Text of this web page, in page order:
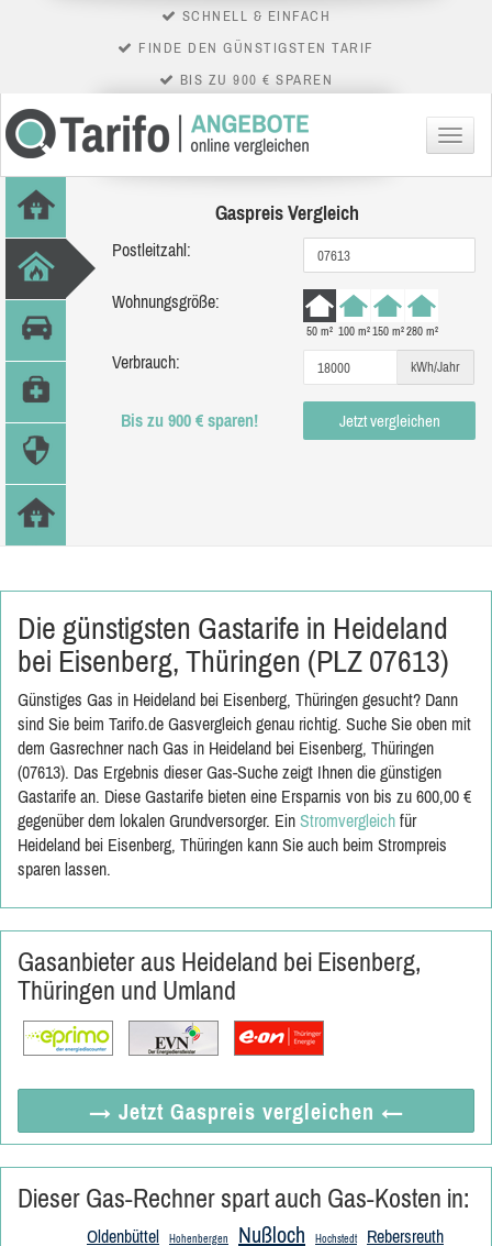
SCHNELL & EINFACH
FINDE DEN GÜNSTIGSTEN TARIF
BIS ZU 900 € SPAREN
Menü
Gaspreis Vergleich
Postleitzahl:
Wohnungsgröße:
50 m² 100 m²150 m²280 m²
Verbrauch: kWh/Jahr
Bis zu 900 € sparen! Jetzt vergleichen
Die günstigsten Gastarife in Heideland
bei Eisenberg, Thüringen (PLZ 07613)
Günstiges Gas in Heideland bei Eisenberg, Thüringen gesucht? Dann
sind Sie beim Tarifo.de Gasvergleich genau richtig. Suche Sie oben mit
dem Gasrechner nach Gas in Heideland bei Eisenberg, Thüringen
(07613). Das Ergebnis dieser Gas-Suche zeigt Ihnen die günstigen
Gastarife an. Diese Gastarife bieten eine Ersparnis von bis zu 600,00 €
gegenüber dem lokalen Grundversorger. Ein Stromvergleich für
Heideland bei Eisenberg, Thüringen kann Sie auch beim Strompreis
sparen lassen.
Gasanbieter aus Heideland bei Eisenberg,
Thüringen und Umland
→ Jetzt Gaspreis vergleichen ←
Dieser Gas-Rechner spart auch Gas-Kosten in:
Oldenbüttel Hohenbergen Nußloch Hochstedt
Rebersreuth